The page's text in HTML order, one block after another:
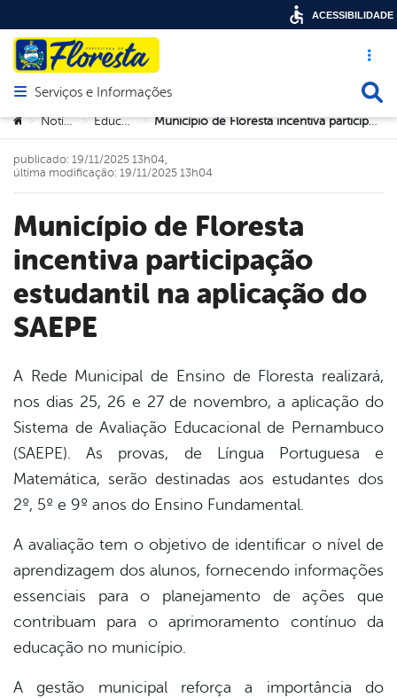
Acesso
Abrir menu principal de navegação
Serviços e Informações
Você está aqui:
> Notícias > Educação > Município de Floresta incentiva participação estudantil na aplicação do SAEPE
Município de Floresta
incentiva participação
estudantil na aplicação do
SAEPE
publicado: 19/11/2025 13h04,
última modificação: 19/11/2025 13h04
A Rede Municipal de Ensino de Floresta realizará,
nos dias 25, 26 e 27 de novembro, a aplicação do
Sistema de Avaliação Educacional de Pernambuco
(SAEPE). As provas, de Língua Portuguesa e
Matemática, serão destinadas aos estudantes dos
2º, 5º e 9º anos do Ensino Fundamental.
A avaliação tem o objetivo de identificar o nível de
aprendizagem dos alunos, fornecendo informações
essenciais para o planejamento de ações que
contribuam para o aprimoramento contínuo da
educação no município.
A gestão municipal reforça a importância do
ACESSIBILIDADE